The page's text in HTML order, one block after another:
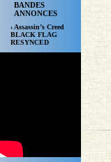
BANDES
ANNONCES
› Assassin’s Creed
BLACK FLAG
RESYNCED